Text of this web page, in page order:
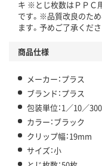
キ ※とじ枚数はＰＰＣ
です。※品質改良のた
ます。予めご了承くださ
商品仕様
メーカー：プラス
ブランド：プラス
包装単位：1／10／300
カラー：ブラック
クリップ幅：19mm
サイズ：小